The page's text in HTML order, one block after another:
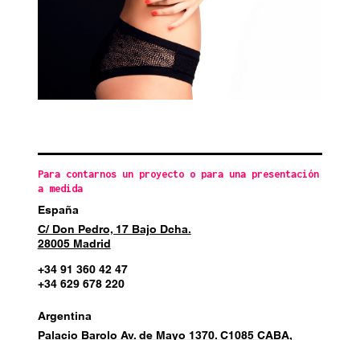
Para contarnos un proyecto o para una presentación
a medida
España
C/ Don Pedro, 17 Bajo Dcha.
28005 Madrid
+34 91 360 42 47
+34 629 678 220
Argentina
Palacio Barolo Av. de Mayo 1370. C1085 CABA,